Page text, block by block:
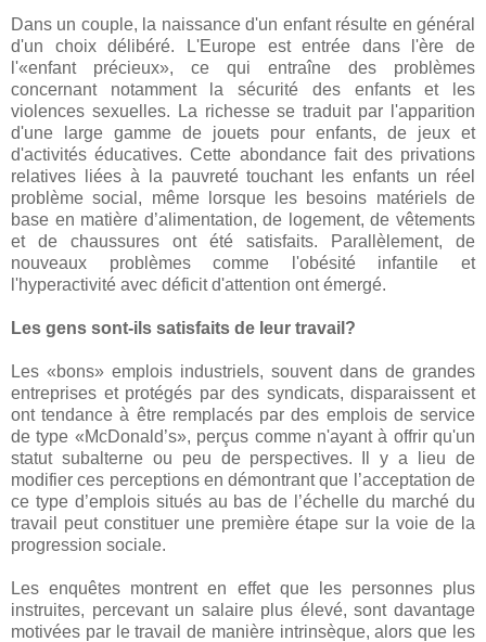
Dans un couple, la naissance d'un enfant résulte en général
d'un choix délibéré. L'Europe est entrée dans l'ère de
l'«enfant précieux», ce qui entraîne des problèmes
concernant notamment la sécurité des enfants et les
violences sexuelles. La richesse se traduit par l'apparition
d'une large gamme de jouets pour enfants, de jeux et
d'activités éducatives. Cette abondance fait des privations
relatives liées à la pauvreté touchant les enfants un réel
problème social, même lorsque les besoins matériels de
base en matière d’alimentation, de logement, de vêtements
et de chaussures ont été satisfaits. Parallèlement, de
nouveaux problèmes comme l'obésité infantile et
l'hyperactivité avec déficit d'attention ont émergé.
Les gens sont-ils satisfaits de leur travail?
Les «bons» emplois industriels, souvent dans de grandes
entreprises et protégés par des syndicats, disparaissent et
ont tendance à être remplacés par des emplois de service
de type «McDonald’s», perçus comme n'ayant à offrir qu'un
statut subalterne ou peu de perspectives. Il y a lieu de
modifier ces perceptions en démontrant que l’acceptation de
ce type d’emplois situés au bas de l’échelle du marché du
travail peut constituer une première étape sur la voie de la
progression sociale.
Les enquêtes montrent en effet que les personnes plus
instruites, percevant un salaire plus élevé, sont davantage
motivées par le travail de manière intrinsèque, alors que les